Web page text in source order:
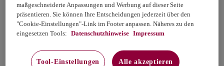
maßgeschneiderte Anpassungen und Werbung auf dieser Seite
präsentieren. Sie können Ihre Entscheidungen jederzeit über den
"Cookie-Einstellungen"-Link im Footer anpassen. Näheres zu den
eingesetzen Tools: Datenschutzhinweise Impressum
Tool-Einstellungen Alle akzeptieren